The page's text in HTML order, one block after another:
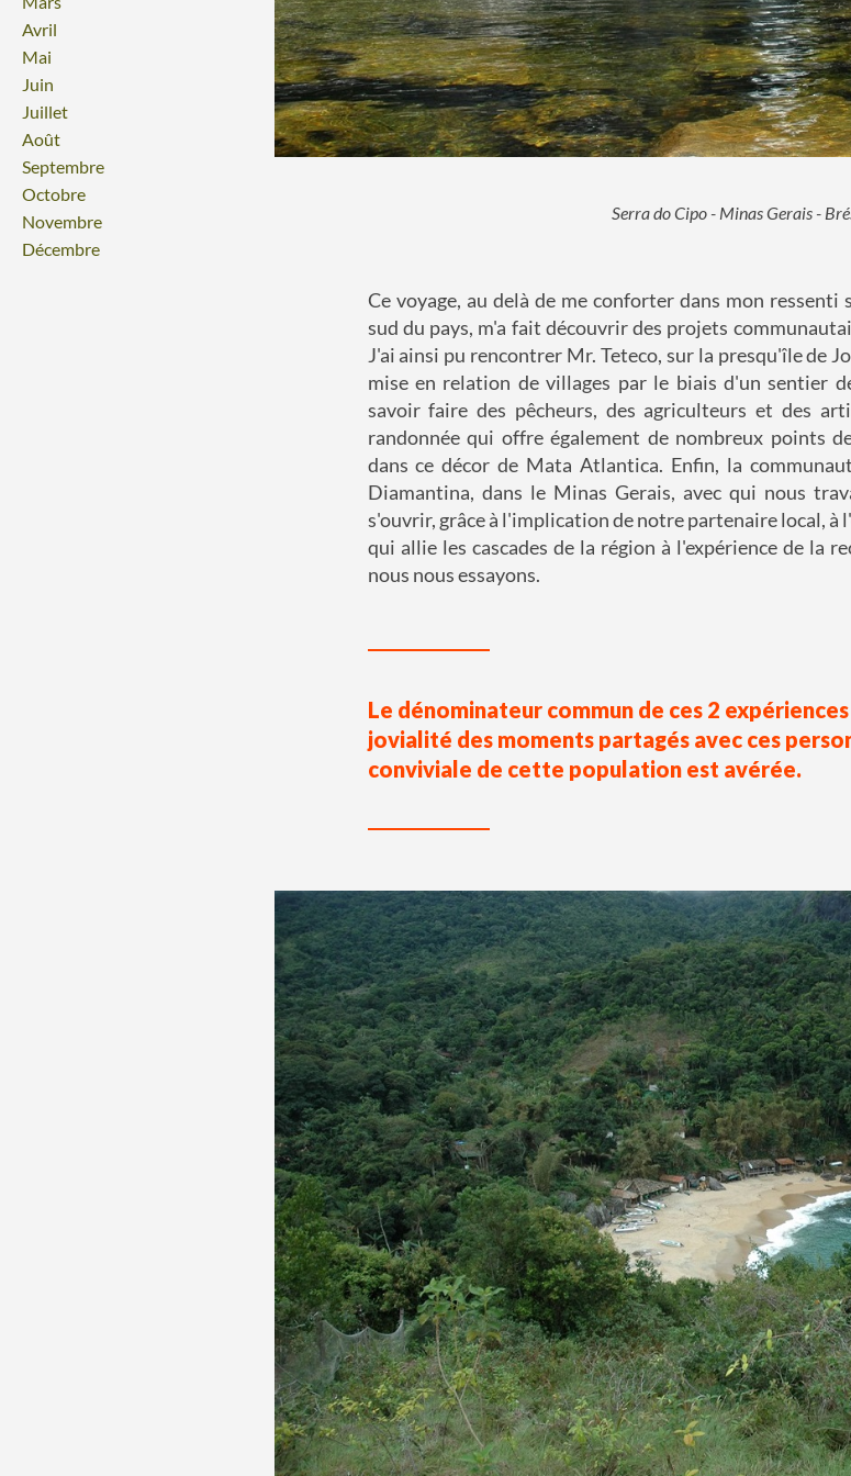
Avril
Mai
Juin
Juillet
Août
Septembre
Octobre
Novembre
Décembre
Serra do Cipo - Minas Gerais -
Ce voyage, au delà de me conforter dans mon
sud du pays, m'a fait découvrir des projets
J'ai ainsi pu rencontrer Mr. Teteco, sur la presqu'île de
mise en relation de villages par le biais d'un sentier
savoir faire des pêcheurs, des agriculteurs et des
randonnée qui offre également de nombreux points
dans ce décor de Mata Atlantica. Enfin, la
Diamantina, dans le Minas Gerais, avec qui nous
s'ouvrir, grâce à l'implication de notre partenaire local, à
qui allie les cascades de la région à l'expérience de la
nous nous essayons.
Le dénominateur commun de ces 2
jovialité des moments partagés avec ces
conviviale de cette population est avérée.